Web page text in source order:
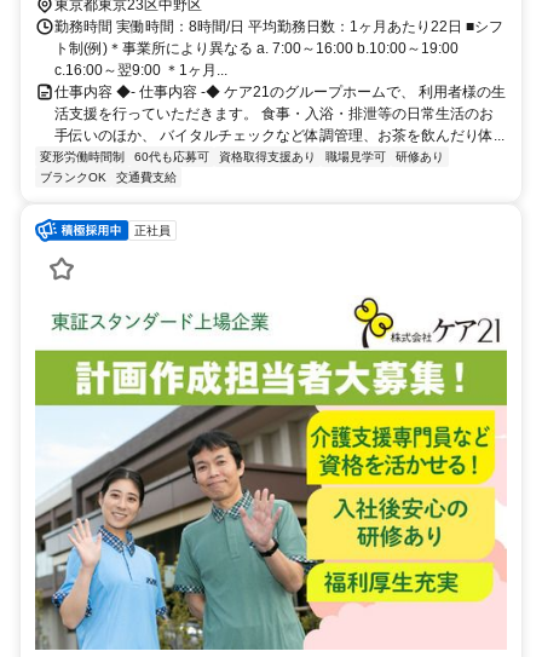
「新江古田」駅から徒歩約8分
東京都東京23区中野区
勤務時間 実働時間：8時間/日 平均勤務日数：1ヶ月あたり22日 ■シフ
ト制(例)＊事業所により異なる a. 7:00～16:00 b.10:00～19:00
c.16:00～翌9:00 ＊1ヶ月...
仕事内容 ◆- 仕事内容 -◆ ケア21のグループホームで、 利用者様の生
活支援を行っていただきます。 食事・入浴・排泄等の日常生活のお
手伝いのほか、 バイタルチェックなど体調管理、お茶を飲んだり体...
変形労働時間制 60代も応募可 資格取得支援あり 職場見学可
研修あり
ブランクOK
交通費支給
正社員